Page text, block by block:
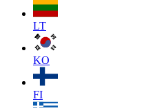
LT
KO
FI